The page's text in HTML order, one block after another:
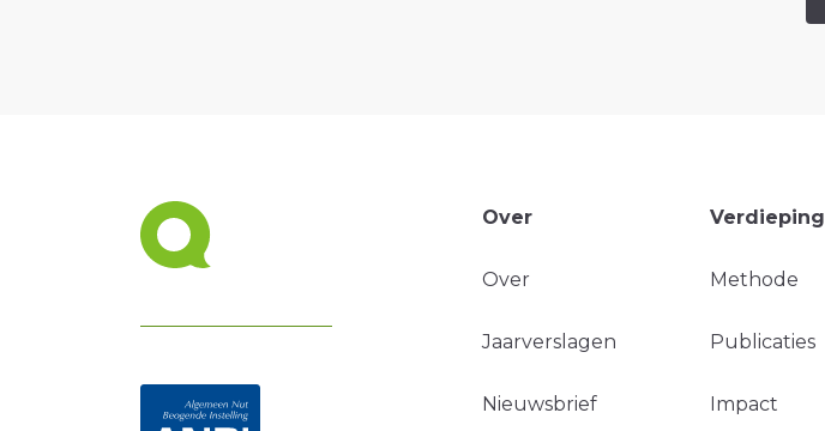
Over
Over
Jaarverslagen
Nieuwsbrief
Verdieping
Methode
Publicaties
Impact